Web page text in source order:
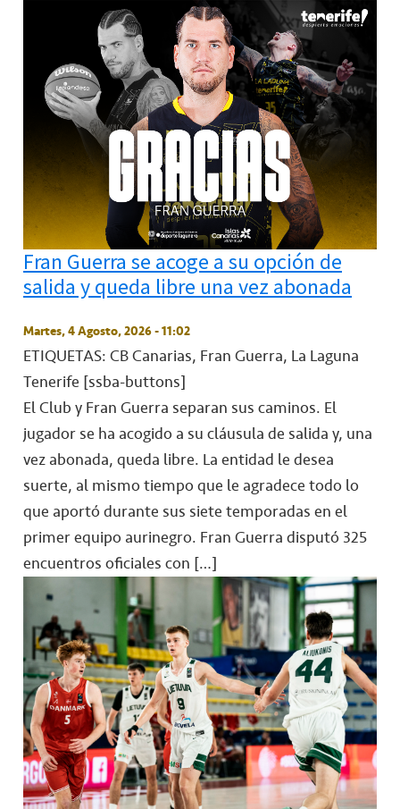
Fran Guerra se acoge a su opción de
salida y queda libre una vez abonada
Martes, 4 Agosto, 2026 - 11:02
ETIQUETAS: CB Canarias, Fran Guerra, La Laguna
Tenerife [ssba-buttons]
El Club y Fran Guerra separan sus caminos. El
jugador se ha acogido a su cláusula de salida y, una
vez abonada, queda libre. La entidad le desea
suerte, al mismo tiempo que le agradece todo lo
que aportó durante sus siete temporadas en el
primer equipo aurinegro. Fran Guerra disputó 325
encuentros oficiales con […]